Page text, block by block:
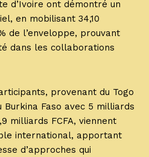
d’Ivoire ont démontré un
en mobilisant 34,10
de l’enveloppe, prouvant
dans les collaborations
provenant du Togo
Burkina Faso avec 5 milliards
milliards FCFA, viennent
international, apportant
d’approches qui